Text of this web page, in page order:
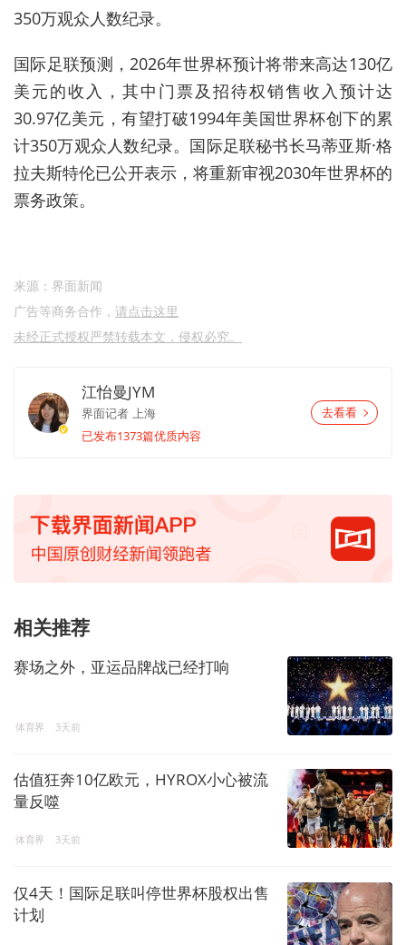
350万观众人数纪录。
国际足联预测，2026年世界杯预计将带来高达130亿
美元的收入，其中门票及招待权销售收入预计达
30.97亿美元，有望打破1994年美国世界杯创下的累
计350万观众人数纪录。国际足联秘书长马蒂亚斯·格
拉夫斯特伦已公开表示，将重新审视2030年世界杯的
票务政策。
来源：界面新闻
广告等商务合作， 请点击这里
未经正式授权严禁转载本文，侵权必究。
江怡曼JYM
界面记者 上海
已发布1373篇优质内容
去看看
相关推荐
赛场之外，亚运品牌战已经打响
体育界 3天前
估值狂奔10亿欧元，HYROX小心被流
量反噬
体育界 3天前
仅4天！国际足联叫停世界杯股权出售
计划